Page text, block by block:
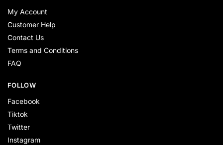
My Account
Customer Help
Contact Us
Terms and Conditions
FAQ
FOLLOW
Facebook
Tiktok
Twitter
Instagram